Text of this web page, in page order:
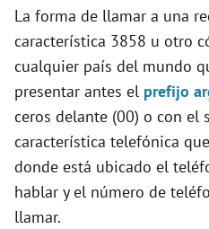
La forma de llamar a una
característica 3858 u otro
cualquier país del mundo
presentar antes el prefijo
ceros delante (00) o con el
característica telefónica
donde está ubicado el
hablar y el número de
llamar.